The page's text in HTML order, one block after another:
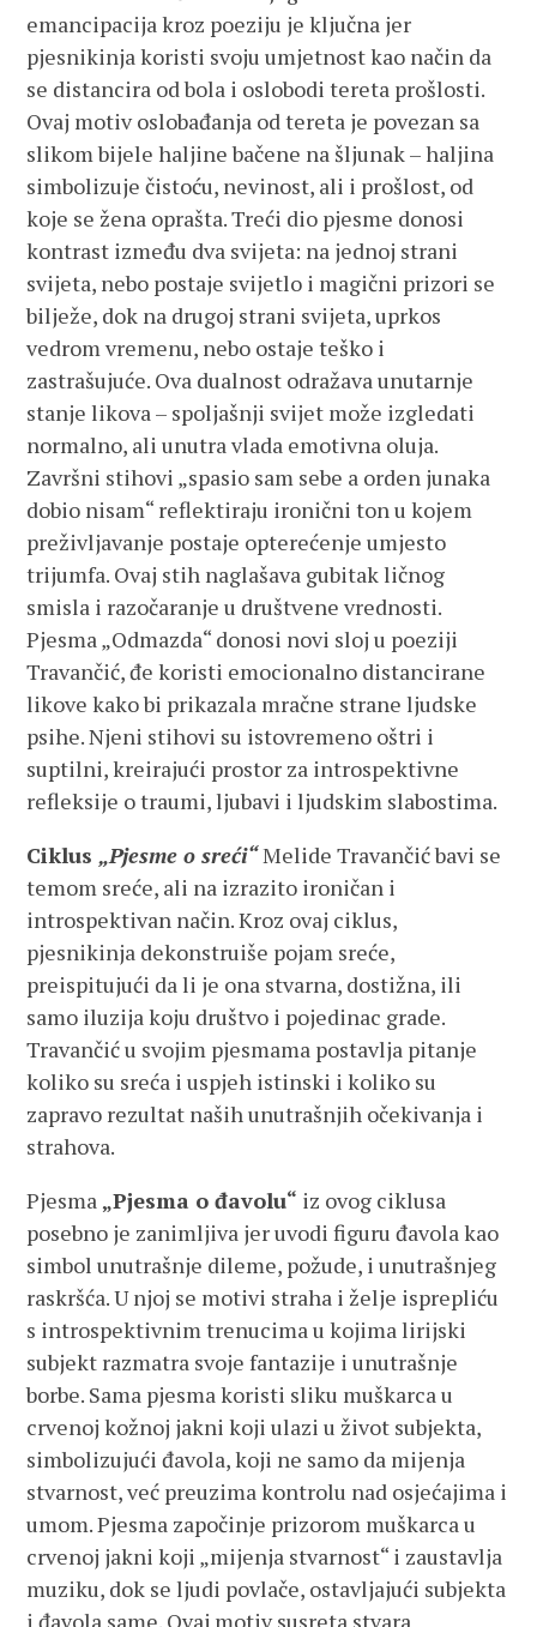
emancipacija kroz poeziju je ključna jer
pjesnikinja koristi svoju umjetnost kao način da
se distancira od bola i oslobodi tereta prošlosti.
Ovaj motiv oslobađanja od tereta je povezan sa
slikom bijele haljine bačene na šljunak – haljina
simbolizuje čistoću, nevinost, ali i prošlost, od
koje se žena oprašta. Treći dio pjesme donosi
kontrast između dva svijeta: na jednoj strani
svijeta, nebo postaje svijetlo i magični prizori se
bilježe, dok na drugoj strani svijeta, uprkos
vedrom vremenu, nebo ostaje teško i
zastrašujuće. Ova dualnost odražava unutarnje
stanje likova – spoljašnji svijet može izgledati
normalno, ali unutra vlada emotivna oluja.
Završni stihovi „spasio sam sebe a orden junaka
dobio nisam“ reflektiraju ironični ton u kojem
preživljavanje postaje opterećenje umjesto
trijumfa. Ovaj stih naglašava gubitak ličnog
smisla i razočaranje u društvene vrednosti.
Pjesma „Odmazda“ donosi novi sloj u poeziji
Travančić, đe koristi emocionalno distancirane
likove kako bi prikazala mračne strane ljudske
psihe. Njeni stihovi su istovremeno oštri i
suptilni, kreirajući prostor za introspektivne
refleksije o traumi, ljubavi i ljudskim slabostima.
Ciklus„Pjesme o sreći“Melide Travančić bavi se
temom sreće, ali na izrazito ironičan i
introspektivan način. Kroz ovaj ciklus,
pjesnikinja dekonstruiše pojam sreće,
preispitujući da li je ona stvarna, dostižna, ili
samo iluzija koju društvo i pojedinac grade.
Travančić u svojim pjesmama postavlja pitanje
koliko su sreća i uspjeh istinski i koliko su
zapravo rezultat naših unutrašnjih očekivanja i
strahova.
Pjesma „Pjesma o đavolu“ iz ovog ciklusa
posebno je zanimljiva jer uvodi figuru đavola kao
simbol unutrašnje dileme, požude, i unutrašnjeg
raskršća. U njoj se motivi straha i želje isprepliću
s introspektivnim trenucima u kojima lirijski
subjekt razmatra svoje fantazije i unutrašnje
borbe. Sama pjesma koristi sliku muškarca u
crvenoj kožnoj jakni koji ulazi u život subjekta,
simbolizujući đavola, koji ne samo da mijenja
stvarnost, već preuzima kontrolu nad osjećajima i
umom. Pjesma započinje prizorom muškarca u
crvenoj jakni koji „mijenja stvarnost“ i zaustavlja
muziku, dok se ljudi povlače, ostavljajući subjekta
i đavola same. Ovaj motiv susreta stvara